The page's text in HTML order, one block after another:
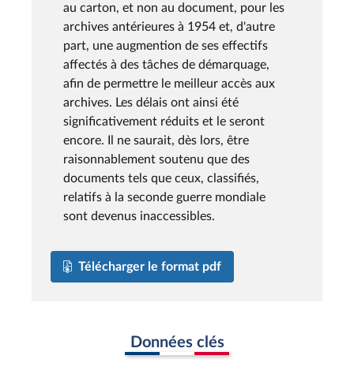
au carton, et non au document, pour les
archives antérieures à 1954 et, d'autre
part, une augmention de ses effectifs
affectés à des tâches de démarquage,
afin de permettre le meilleur accès aux
archives. Les délais ont ainsi été
significativement réduits et le seront
encore. Il ne saurait, dès lors, être
raisonnablement soutenu que des
documents tels que ceux, classifiés,
relatifs à la seconde guerre mondiale
sont devenus inaccessibles.
Télécharger le format pdf
Données clés